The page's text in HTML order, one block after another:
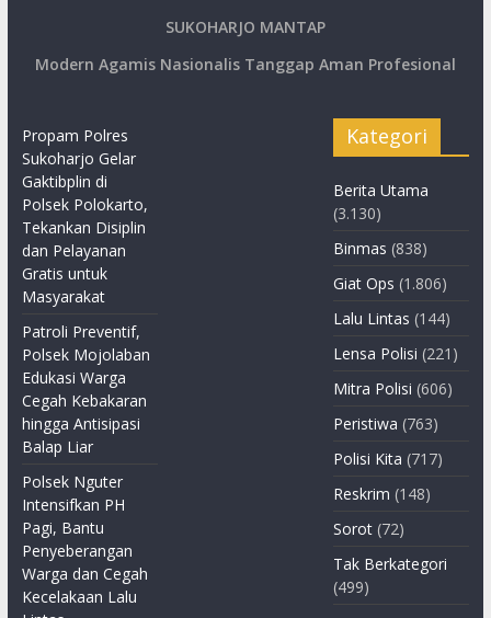
SUKOHARJO MANTAP
Modern Agamis Nasionalis Tanggap Aman Profesional
Propam Polres
Sukoharjo Gelar
Gaktibplin di
Polsek Polokarto,
Tekankan Disiplin
dan Pelayanan
Gratis untuk
Masyarakat
Patroli Preventif,
Polsek Mojolaban
Edukasi Warga
Cegah Kebakaran
hingga Antisipasi
Balap Liar
Polsek Nguter
Intensifkan PH
Pagi, Bantu
Penyeberangan
Warga dan Cegah
Kecelakaan Lalu
Kategori
Berita Utama
(3.130)
Binmas (838)
Giat Ops (1.806)
Lalu Lintas (144)
Lensa Polisi (221)
Mitra Polisi (606)
Peristiwa (763)
Polisi Kita (717)
Reskrim (148)
Sorot (72)
Tak Berkategori
(499)